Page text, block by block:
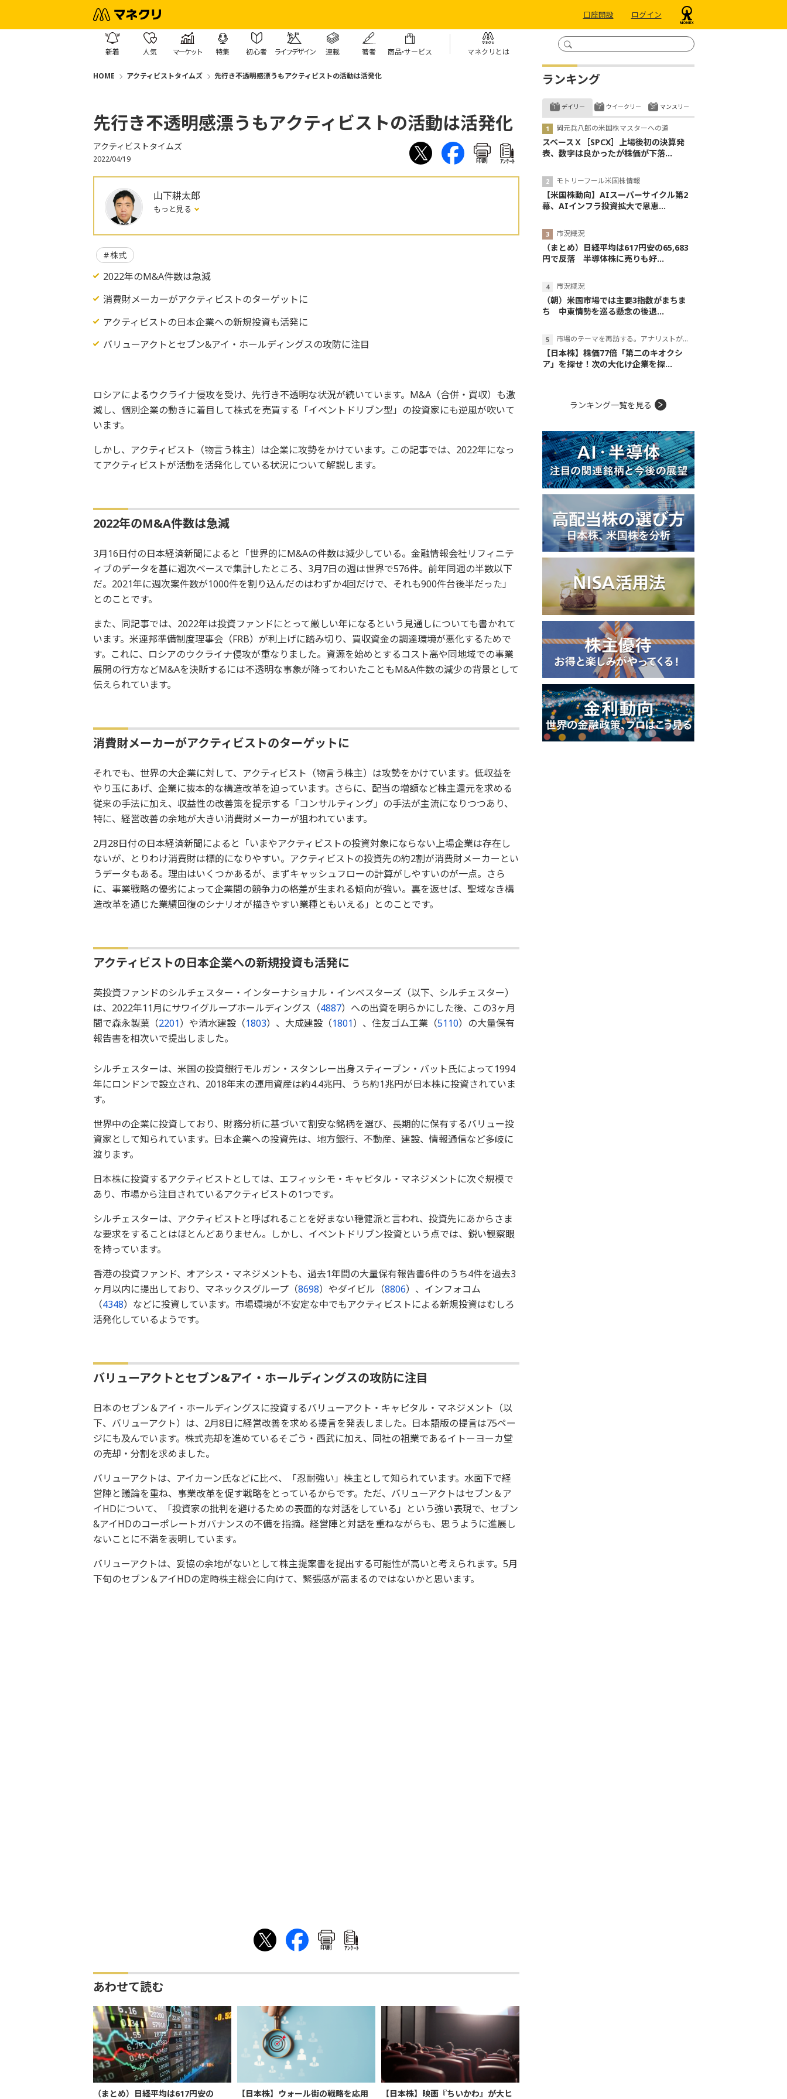
口座開設 ログイン
新着 人気 マーケット 特集 初心者 ライフデザイン 連載 著者 商品・サービス マネクリとは
HOME アクティビストタイムズ 先行き不透明感漂うもアクティビストの活動は活発化
先行き不透明感漂うもアクティビストの活動は活発化
アクティビストタイムズ
2022/04/19 印刷 ｱﾝｹｰﾄ
山下耕太郎
もっと見る
株式
2022年のM&A件数は急減
消費財メーカーがアクティビストのターゲットに
アクティビストの日本企業への新規投資も活発に
バリューアクトとセブン&アイ・ホールディングスの攻防に注目
ロシアによるウクライナ侵攻を受け、先行き不透明な状況が続いています。M&A（合併・買収）も激
減し、個別企業の動きに着目して株式を売買する「イベントドリブン型」の投資家にも逆風が吹いて
います。
しかし、アクティビスト（物言う株主）は企業に攻勢をかけています。この記事では、2022年になっ
てアクティビストが活動を活発化している状況について解説します。
2022年のM&A件数は急減
3月16日付の日本経済新聞によると「世界的にM&Aの件数は減少している。金融情報会社リフィニテ
ィブのデータを基に週次ベースで集計したところ、3月7日の週は世界で576件。前年同週の半数以下
だ。2021年に週次案件数が1000件を割り込んだのはわずか4回だけで、それも900件台後半だった」
とのことです。
また、同記事では、2022年は投資ファンドにとって厳しい年になるという見通しについても書かれて
います。米連邦準備制度理事会（FRB）が利上げに踏み切り、買収資金の調達環境が悪化するためで
す。これに、ロシアのウクライナ侵攻が重なりました。資源を始めとするコスト高や同地域での事業
展開の行方などM&Aを決断するには不透明な事象が降ってわいたこともM&A件数の減少の背景として
伝えられています。
消費財メーカーがアクティビストのターゲットに
それでも、世界の大企業に対して、アクティビスト（物言う株主）は攻勢をかけています。低収益を
やり玉にあげ、企業に抜本的な構造改革を迫っています。さらに、配当の増額など株主還元を求める
従来の手法に加え、収益性の改善策を提示する「コンサルティング」の手法が主流になりつつあり、
特に、経営改善の余地が大きい消費財メーカーが狙われています。
2月28日付の日本経済新聞によると「いまやアクティビストの投資対象にならない上場企業は存在し
ないが、とりわけ消費財は標的になりやすい。アクティビストの投資先の約2割が消費財メーカーとい
うデータもある。理由はいくつかあるが、まずキャッシュフローの計算がしやすいのが一点。さら
に、事業戦略の優劣によって企業間の競争力の格差が生まれる傾向が強い。裏を返せば、聖域なき構
造改革を通じた業績回復のシナリオが描きやすい業種ともいえる」とのことです。
アクティビストの日本企業への新規投資も活発に
英投資ファンドのシルチェスター・インターナショナル・インベスターズ（以下、シルチェスター）
は、2022年11月にサワイグループホールディングス（4887）への出資を明らかにした後、この3ヶ月
間で森永製菓（2201）や清水建設（1803）、大成建設（1801）、住友ゴム工業（5110）の大量保有
報告書を相次いで提出しました。
シルチェスターは、米国の投資銀行モルガン・スタンレー出身スティーブン・バット氏によって1994
年にロンドンで設立され、2018年末の運用資産は約4.4兆円、うち約1兆円が日本株に投資されていま
す。
世界中の企業に投資しており、財務分析に基づいて割安な銘柄を選び、長期的に保有するバリュー投
資家として知られています。日本企業への投資先は、地方銀行、不動産、建設、情報通信など多岐に
渡ります。
日本株に投資するアクティビストとしては、エフィッシモ・キャピタル・マネジメントに次ぐ規模で
あり、市場から注目されているアクティビストの1つです。
シルチェスターは、アクティビストと呼ばれることを好まない穏健派と言われ、投資先にあからさま
な要求をすることはほとんどありません。しかし、イベントドリブン投資という点では、鋭い観察眼
を持っています。
香港の投資ファンド、オアシス・マネジメントも、過去1年間の大量保有報告書6件のうち4件を過去3
ヶ月以内に提出しており、マネックスグループ（8698）やダイビル（8806）、インフォコム
（4348）などに投資しています。市場環境が不安定な中でもアクティビストによる新規投資はむしろ
活発化しているようです。
バリューアクトとセブン&アイ・ホールディングスの攻防に注目
日本のセブン＆アイ・ホールディングスに投資するバリューアクト・キャピタル・マネジメント（以
下、バリューアクト）は、2月8日に経営改善を求める提言を発表しました。日本語版の提言は75ペー
ジにも及んでいます。株式売却を進めているそごう・西武に加え、同社の祖業であるイトーヨーカ堂
の売却・分割を求めました。
バリューアクトは、アイカーン氏などに比べ、「忍耐強い」株主として知られています。水面下で経
営陣と議論を重ね、事業改革を促す戦略をとっているからです。ただ、バリューアクトはセブン＆ア
イHDについて、「投資家の批判を避けるための表面的な対話をしている」という強い表現で、セブン
&アイHDのコーポレートガバナンスの不備を指摘。経営陣と対話を重ねながらも、思うように進展し
ないことに不満を表明しています。
バリューアクトは、妥協の余地がないとして株主提案書を提出する可能性が高いと考えられます。5月
下旬のセブン＆アイHDの定時株主総会に向けて、緊張感が高まるのではないかと思います。
印刷 ｱﾝｹｰﾄ
あわせて読む
（まとめ）日経平均は617円安の
【日本株】ウォール街の戦略を応用
【日本株】映画『ちいかわ』が大ヒ
ランキング
デイリー
岡元兵八郎の米国株マスターへの道
スペースＸ［SPCX］上場後初の決算発
表、数字は良かったが株価が下落...
モトリーフール米国株情報
【米国株動向】AIスーパーサイクル第2
幕、AIインフラ投資拡大で恩恵...
市況概況
（まとめ）日経平均は617円安の65,683
円で反落 半導体株に売りも好...
市況概況
（朝）米国市場では主要3指数がまちま
ち 中東情勢を巡る懸念の後退...
市場のテーマを再訪する。アナリストが読み解くテーマの本質
【日本株】株価77倍「第二のキオクシ
ア」を探せ！次の大化け企業を探...
ウイークリー マンスリー
ランキング一覧を見る